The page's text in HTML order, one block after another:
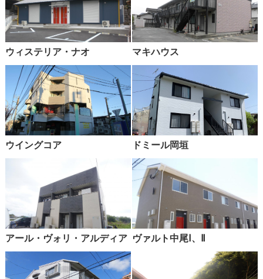
ウィステリア・ナオ マキハウス
ウイングコア ドミール岡垣
アール・ヴォリ・アルディア ヴァルト中尾Ⅰ、Ⅱ